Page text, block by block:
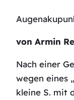
von Armin
Nach einer
wegen eines
kleine S. mit